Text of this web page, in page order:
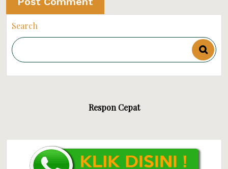
Search
Respon Cepat